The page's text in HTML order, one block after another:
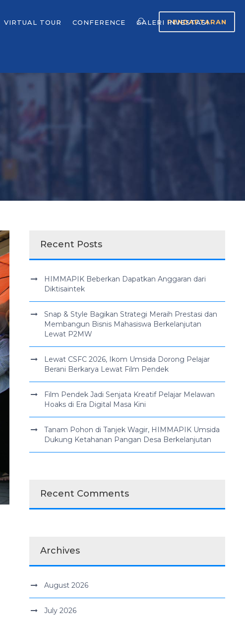
VIRTUAL TOUR CONFERENCE GALERI INVESTASI
PENDAFTARAN
Recent Posts
HIMMAPIK Beberkan Dapatkan Anggaran dari
Diktisaintek
Snap & Style Bagikan Strategi Meraih Prestasi dan
Membangun Bisnis Mahasiswa Berkelanjutan
Lewat P2MW
Lewat CSFC 2026, Ikom Umsida Dorong Pelajar
Berani Berkarya Lewat Film Pendek
Film Pendek Jadi Senjata Kreatif Pelajar Melawan
Hoaks di Era Digital Masa Kini
Tanam Pohon di Tanjek Wagir, HIMMAPIK Umsida
Dukung Ketahanan Pangan Desa Berkelanjutan
Recent Comments
Archives
August 2026
July 2026